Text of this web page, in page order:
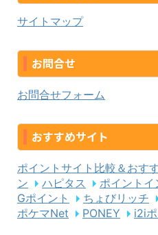
サイトマップ
お問合せ
お問合せフォーム
おすすめサイト
ポイントサイト比較＆おす
ン
ハピタス ポイントイ
Gポイント
ちょびリッチ
ポケマNet
PONEY i2i